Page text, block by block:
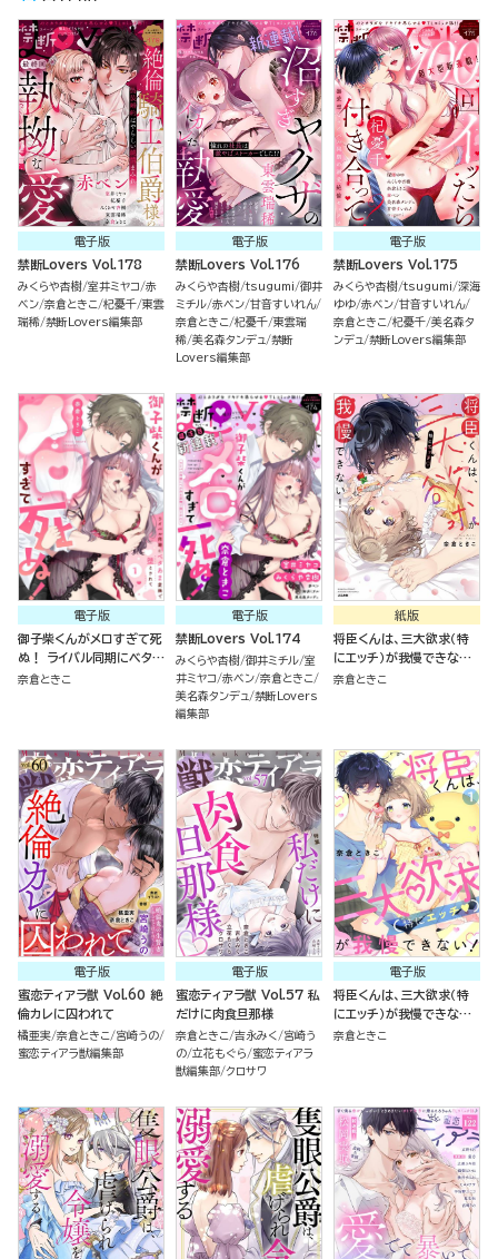
電子版
禁断Lovers Vol.178
みくらや杏樹 室井ミヤコ 赤
ベン 奈倉ときこ 杞憂千 東雲
瑞稀 禁断Lovers編集部
電子版
禁断Lovers Vol.176
みくらや杏樹 tsugumi 御井
ミチル 赤ベン 甘音すいれん
奈倉ときこ 杞憂千 東雲瑞
稀 美名森タンデュ 禁断
Lovers編集部
電子版
禁断Lovers Vol.175
みくらや杏樹 tsugumi 深海
ゆゆ 赤ベン 甘音すいれん
奈倉ときこ 杞憂千 美名森タ
ンデュ 禁断Lovers編集部
電子版
御子柴くんがメロすぎて死
ぬ！ ライバル同期にベタあ
ま愛撫で堕とされて（分冊
奈倉ときこ
電子版
禁断Lovers Vol.174
みくらや杏樹 御井ミチル 室
井ミヤコ 赤ベン 奈倉ときこ
美名森タンデュ 禁断Lovers
編集部
紙版
将臣くんは、三大欲求（特
にエッチ）が我慢できな
い！
奈倉ときこ
電子版
蜜恋ティアラ獣 Vol.60 絶
倫カレに囚われて
橘亜実 奈倉ときこ
宮崎うの
蜜恋ティアラ獣編集部
電子版
蜜恋ティアラ獣 Vol.57 私
だけに肉食旦那様
奈倉ときこ 吉永みく
宮崎う
の 立花もぐら
蜜恋ティアラ
獣編集部 クロサワ
電子版
将臣くんは、三大欲求（特
にエッチ）が我慢できな
い！（分冊版）
奈倉ときこ